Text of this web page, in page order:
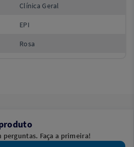
Clínica Geral
EPI
Rosa
Faça a primeira!